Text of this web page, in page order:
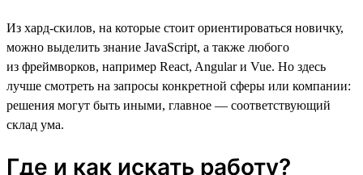
Из хард-скилов, на которые стоит ориентироваться новичку,
можно выделить знание JavaScript, а также любого
из фреймворков, например React, Angular и Vue. Но здесь
лучше смотреть на запросы конкретной сферы или компании:
решения могут быть иными, главное — соответствующий
склад ума.
Где и как искать работу?